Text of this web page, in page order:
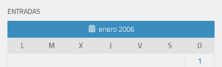
ENTRADAS
enero 2006
L
M X J V S
D
1